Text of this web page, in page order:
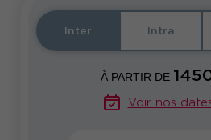
Inter Intra
À PARTIR DE
Voir nos